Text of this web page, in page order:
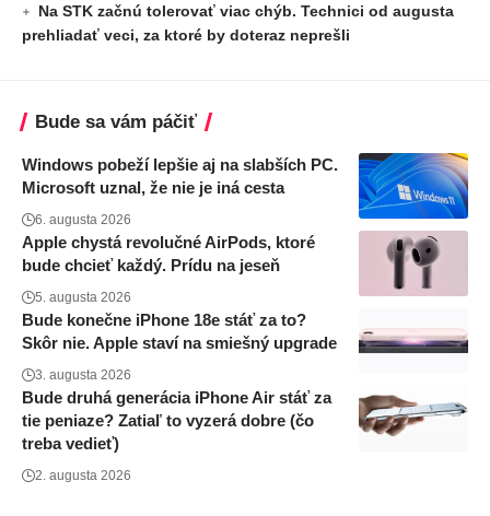
Na STK začnú tolerovať viac chýb. Technici od augusta
prehliadať veci, za ktoré by doteraz neprešli
Bude sa vám páčiť
Windows pobeží lepšie aj na slabších PC.
Microsoft uznal, že nie je iná cesta
6. augusta 2026
Apple chystá revolučné AirPods, ktoré
bude chcieť každý. Prídu na jeseň
5. augusta 2026
Bude konečne iPhone 18e stáť za to?
Skôr nie. Apple staví na smiešný upgrade
3. augusta 2026
Bude druhá generácia iPhone Air stáť za
tie peniaze? Zatiaľ to vyzerá dobre (čo
treba vedieť)
2. augusta 2026